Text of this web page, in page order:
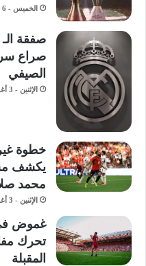
الخميس - 6 أغسطس - 2026 / 10:11 صباحًا
صراع
الصيفي
الإثنين - 3 أغسطس - 2026 / 5:11 صباحًا
خطوة
يكشف
محمد
الإثنين - 3 أغسطس - 2026 / 2:02 صباحًا
غموض في
تحرك
المقبلة